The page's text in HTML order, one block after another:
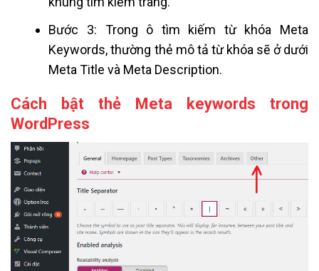
Bước 3: Trong ô tìm kiếm từ khóa Meta
Keywords, thường thẻ mô tả từ khóa sẽ ở dưới
Meta Title và Meta Description.
Cách bật thẻ Meta keywords trong
WordPress